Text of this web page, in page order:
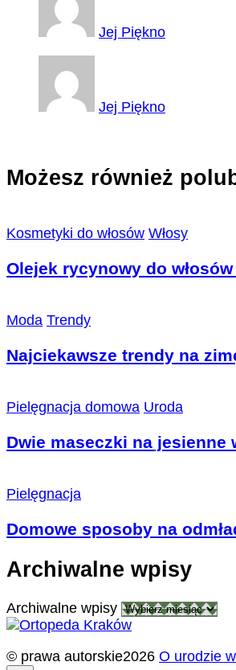
Jej Piękno
Jej Piękno
Możesz również
Kosmetyki do włosów Włosy
Olejek rycynowy do
Moda Trendy
Najciekawsze trendy na
Pielęgnacja domowa Uroda
Dwie maseczki na jesienne
Pielęgnacja
Domowe sposoby na
Archiwalne wpisy
Archiwalne wpisy
© prawa autorskie2026 O urodzie